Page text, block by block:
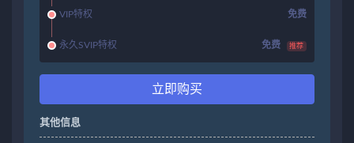
VIP特权 免费
永久SVIP特权 免费 推荐
立即购买
其他信息